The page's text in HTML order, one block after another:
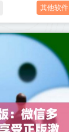
其他软件